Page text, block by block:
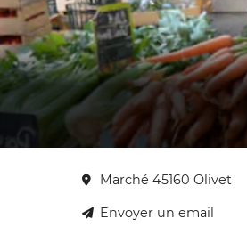
Marché 45160 Olivet
Envoyer un email